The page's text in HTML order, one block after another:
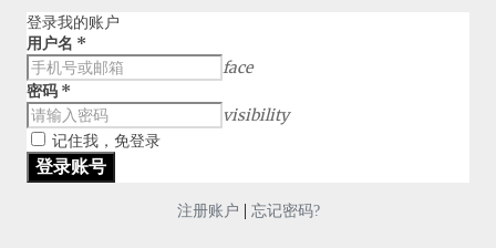
登录我的账户
用户名 *
face
密码 *
visibility
记住我，免登录
注册账户 | 忘记密码?